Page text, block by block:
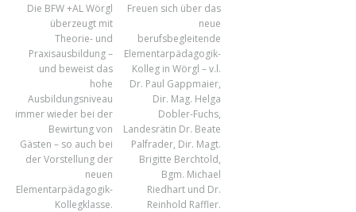
Die BFW +AL Wörgl
überzeugt mit
Theorie- und
Praxisausbildung –
und beweist das
hohe
Ausbildungsniveau
immer wieder bei der
Bewirtung von
Gästen – so auch bei
der Vorstellung der
neuen
Elementarpädagogik-
Kollegklasse.
Freuen sich über das
neue
berufsbegleitende
Elementarpädagogik-
Kolleg in Wörgl – v.l.
Dr. Paul Gappmaier,
Dir. Mag. Helga
Dobler-Fuchs,
Landesrätin Dr. Beate
Palfrader, Dir. Magt.
Brigitte Berchtold,
Bgm. Michael
Riedhart und Dr.
Reinhold Raffler.